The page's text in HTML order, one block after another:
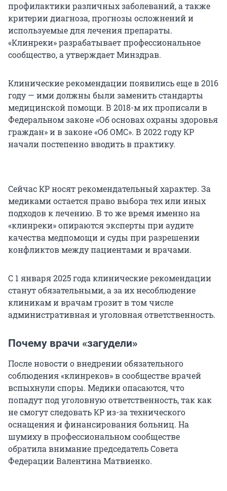
профилактики различных заболеваний, а также
критерии диагноза, прогнозы осложнений и
используемые для лечения препараты.
«Клинреки» разрабатывает профессиональное
сообщество, а утверждает Минздрав.
Клинические рекомендации появились еще в 2016
году — ими должны были заменить стандарты
медицинской помощи. В 2018-м их прописали в
Федеральном законе «Об основах охраны здоровья
граждан» и в законе «Об ОМС». В 2022 году КР
начали постепенно вводить в практику.
Сейчас КР носят рекомендательный характер. За
медиками остается право выбора тех или иных
подходов к лечению. В то же время именно на
«клинреки» опираются эксперты при аудите
качества медпомощи и суды при разрешении
конфликтов между пациентами и врачами.
С 1 января 2025 года клинические рекомендации
станут обязательными, а за их несоблюдение
клиникам и врачам грозит в том числе
административная и уголовная ответственность.
Почему врачи «загудели»
После новости о внедрении обязательного
соблюдения «клинреков» в сообществе врачей
вспыхнули споры. Медики опасаются, что
попадут под уголовную ответственность, так как
не смогут следовать КР из-за технического
оснащения и финансирования больниц. На
шумиху в профессиональном сообществе
обратила внимание председатель Совета
Федерации Валентина Матвиенко.